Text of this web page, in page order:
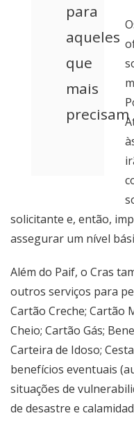
para
aqueles
que
mais
precisam
solicitante e, então,
assegurar um nível
Além do Paif, o Cras
outros serviços para
Cartão Creche; Cartão
Cheio; Cartão Gás;
Carteira de Idoso;
benefícios eventuais
situações de
de desastre e